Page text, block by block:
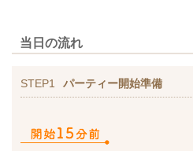
当日の流れ
STEP1 パーティー開始準備